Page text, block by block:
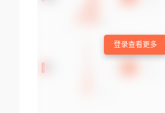
登录查看更多